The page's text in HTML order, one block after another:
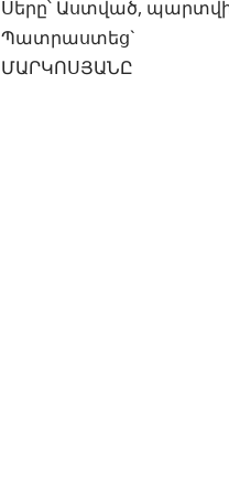
Սերը՝ Աստված,
Պատրաստեց`
ՄԱՐԿՈՍՅԱՆԸ